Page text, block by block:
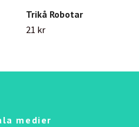
Trikå Robotar
21 kr
medier